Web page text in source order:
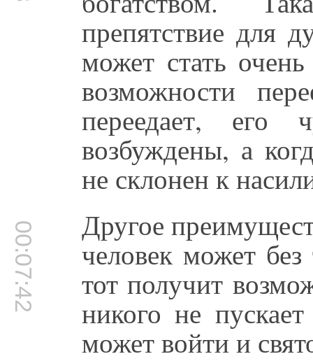
препятствие для
может стать
возможности
переедает, его
возбуждены, а
не склонен к
00:07:42 Другое
человек может
тот получит
никого не
может войти и